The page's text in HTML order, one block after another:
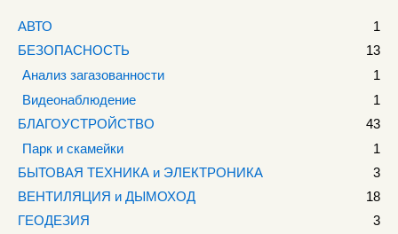
АВТО
1
БЕЗОПАСНОСТЬ
13
Анализ загазованности
1
Видеонаблюдение
1
БЛАГОУСТРОЙСТВО
43
Парк и скамейки
1
БЫТОВАЯ ТЕХНИКА и ЭЛЕКТРОНИКА
3
ВЕНТИЛЯЦИЯ и ДЫМОХОД
18
ГЕОДЕЗИЯ
3